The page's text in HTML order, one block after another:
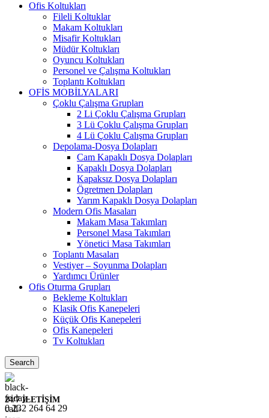
Ofis Koltukları
Fileli Koltuklar
Makam Koltukları
Misafir Koltukları
Müdür Koltukları
Oyuncu Koltukları
Personel ve Çalışma Koltukları
Toplantı Koltukları
OFİS MOBİLYALARI
Çoklu Çalışma Grupları
2 Li Çoklu Çalışma Grupları
3 Lü Çoklu Çalışma Grupları
4 Lü Çoklu Çalışma Grupları
Depolama-Dosya Dolapları
Cam Kapaklı Dosya Dolapları
Kapaklı Dosya Dolapları
Kapaksız Dosya Dolapları
Ögretmen Dolapları
Yarım Kapaklı Dosya Dolapları
Modern Ofis Masaları
Makam Masa Takımları
Personel Masa Takımları
Yönetici Masa Takımları
Toplantı Masaları
Vestiyer – Soyunma Dolapları
Yardımcı Ürünler
Ofis Oturma Grupları
Bekleme Koltukları
Klasik Ofis Kanepeleri
Küçük Ofis Kanepeleri
Ofis Kanepeleri
Tv Koltukları
Search
24/7 İLETİŞİM
0 232 264 64 29